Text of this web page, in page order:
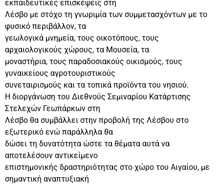
εκπαιδευτικές επισκέψεις στη
Λέσβο με στόχο τη γνωριμία των συμμετασχόντων με το
φυσικό περιβάλλον, τα
γεωλογικά μνημεία, τους οικοτόπους, τους
αρχαιολογικούς χώρους, τα Μουσεία, τα
μοναστήρια, τους παραδοσιακούς οικισμούς, τους
γυναικείους αγροτουριστικούς
συνεταιρισμούς και τα τοπικά προϊόντα του νησιού.
Η διοργάνωση του Διεθνούς Σεμιναρίου Κατάρτισης
Στελεχών Γεωπάρκων στη
Λέσβο θα συμβάλλει στην προβολή της Λέσβου στο
εξωτερικό ενώ παράλληλα θα
δώσει τη δυνατότητα ώστε τα θέματα αυτά να
αποτελέσουν αντικείμενο
επιστημονικής δραστηριότητας στο χώρο του Αιγαίου, με
σημαντική αναπτυξιακή